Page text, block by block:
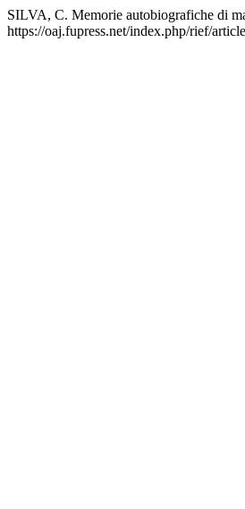
SILVA, C. Memorie autobiografiche di
https://oaj.fupress.net/index.php/rief/